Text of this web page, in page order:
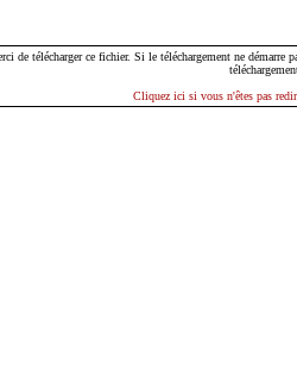
de télécharger ce fichier. Si le téléchargement ne démarre
Cliquez ici si vous n'êtes pas